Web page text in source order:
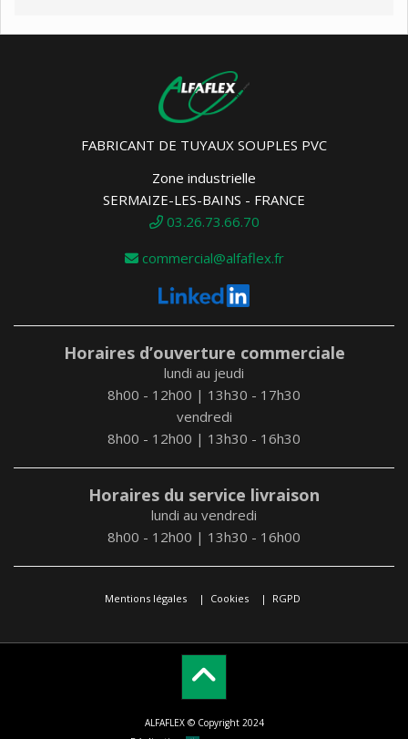
FABRICANT DE TUYAUX SOUPLES PVC
Zone industrielle
SERMAIZE-LES-BAINS - FRANCE
03.26.73.66.70
commercial@alfaflex.fr
Horaires d’ouverture commerciale
lundi au jeudi
8h00 - 12h00 | 13h30 - 17h30
vendredi
8h00 - 12h00 | 13h30 - 16h30
Horaires du service livraison
lundi au vendredi
8h00 - 12h00 | 13h30 - 16h00
Mentions légales Cookies RGPD
ALFAFLEX © Copyright 2024